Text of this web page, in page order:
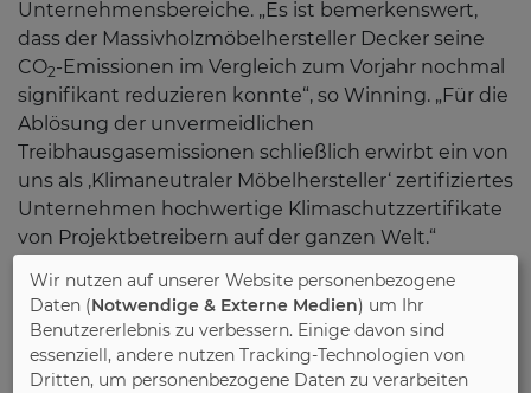
Unternehmensbereiche. „Es ist bemerkenswert,
dass der Massivholzmöbelhersteller Decker seine
CO2-Emissionen im Vergleich zum Vorjahr nochmal
signifikant reduzieren konnte“, so Winning. „Für die
Ablösung der unvermeidlichen
Treibhausgasemissionen schließlich erwirbt ein von
uns als ‚Klimaneutraler Möbelhersteller‘ zertifiziertes
Unternehmen hochwertige Klimaschutzzertifikate
von Projektbetreibern auf der ganzen Welt.“
Diese Zertifikate kommen beispielsweise Projekten
zur Aufforstung, zur Gewinnung regenerativer
Energien oder zur Trinkwasseraufbereitung zugute.
Das Besonders an den ausgewählten Projekten sei,
Wir nutzen auf unserer Website personenbezogene
Daten (Notwendige & Externe Medien) um Ihr
Benutzererlebnis zu verbessern. Einige davon sind
essenziell, andere nutzen Tracking-Technologien von
Dritten, um personenbezogene Daten zu verarbeiten